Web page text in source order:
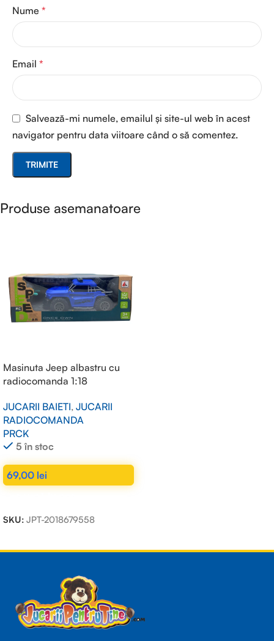
Nume *
Email *
Salvează-mi numele, emailul și site-ul web în acest
navigator pentru data viitoare când o să comentez.
Produse asemanatoare
Masinuta Jeep albastru cu
radiocomanda 1:18
JUCARII BAIETI, JUCARII
RADIOCOMANDA
PRCK
5 în stoc
69,00 lei
SKU: JPT-2018679558